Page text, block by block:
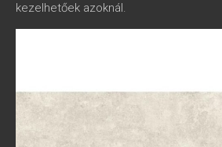
kezelhetőek azoknál.